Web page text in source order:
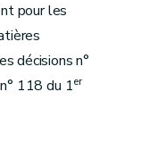
pour les
décisions n°
118 du 1er